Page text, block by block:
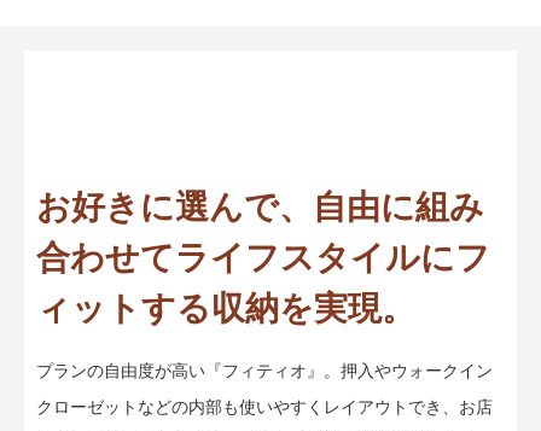
お好きに選んで、自由に組み
合わせてライフスタイルにフ
ィットする収納を実現。
プランの自由度が高い『フィティオ』。 押入やウォークイン
クローゼットなどの内部も使いやすくレイアウトでき、お店